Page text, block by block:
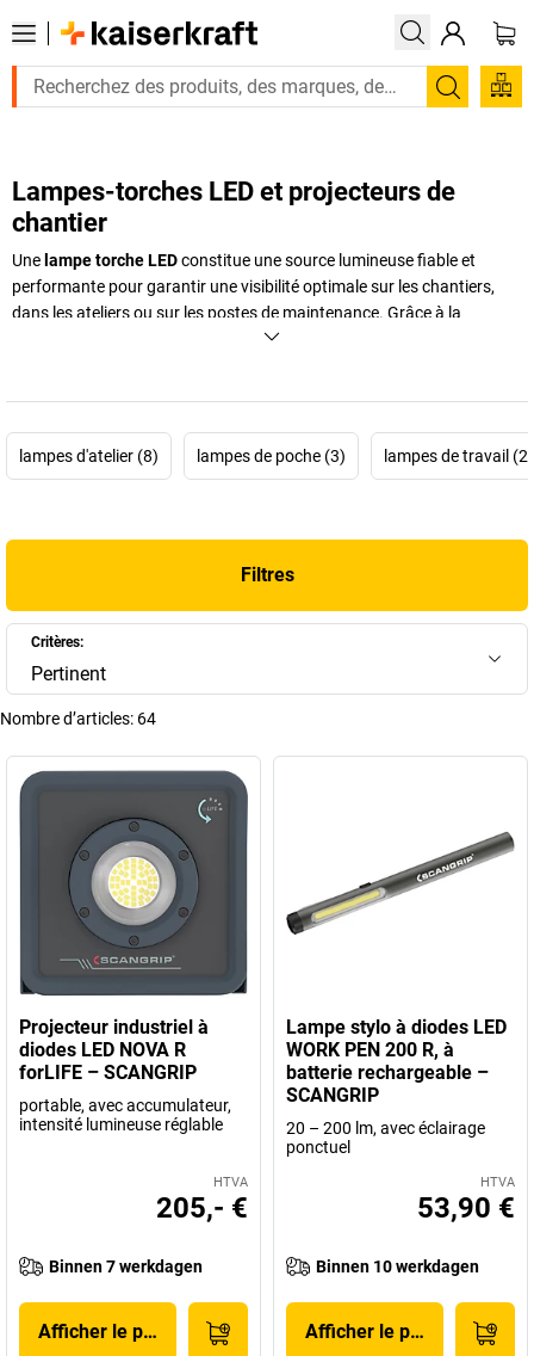
Lampes-torches LED et projecteurs de
chantier
Une lampe torche LEDconstitue une source lumineuse fiable et
performante pour garantir une visibilité optimale sur les chantiers,
dans les ateliers ou sur les postes de maintenance. Grâce à la
technologie LED, ces lampes diffusent une lumière précise et
couvrent aussi bien les besoins de mobilité que l’éclairage de zones
professionnel. Ces produits offrent un éclairage robuste, une grande
difficiles.
Afficher plus
lampes d'atelier (8) lampes de poche (3) lampes de travail
Filtres
Critères:
Pertinent
Nombre d’articles: 64
Projecteur industriel à
diodes LED NOVA R
forLIFE – SCANGRIP
portable, avec accumulateur,
intensité lumineuse réglable
HTVA
205,- €
Binnen 7 werkdagen
Afficher le produit
Lampe stylo à diodes LED
WORK PEN 200 R, à
batterie rechargeable –
SCANGRIP
20 – 200 lm, avec éclairage
ponctuel
HTVA
53,90 €
Binnen 10 werkdagen
Afficher le produit